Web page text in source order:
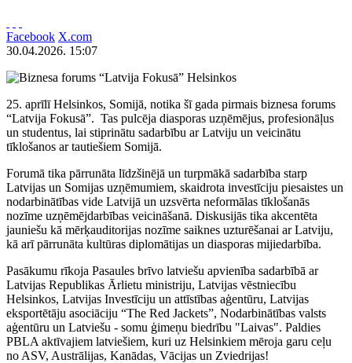
Facebook X.com
30.04.2026. 15:07
25. aprīlī Helsinkos, Somijā, notika šī gada pirmais biznesa forums
“Latvija Fokusā”. Tas pulcēja diasporas uzņēmējus, profesionāļus
un studentus, lai stiprinātu sadarbību ar Latviju un veicinātu
tīklošanos ar tautiešiem Somijā.
Forumā tika pārrunāta līdzšinējā un turpmākā sadarbība starp
Latvijas un Somijas uzņēmumiem, skaidrota investīciju piesaistes un
nodarbinātības vide Latvijā un uzsvērta neformālas tīklošanās
nozīme uzņēmējdarbības veicināšanā. Diskusijās tika akcentēta
jauniešu kā mērķauditorijas nozīme saiknes uzturēšanai ar Latviju,
kā arī pārrunāta kultūras diplomātijas un diasporas mijiedarbība.
Pasākumu rīkoja Pasaules brīvo latviešu apvienība sadarbībā ar
Latvijas Republikas Ārlietu ministriju, Latvijas vēstniecību
Helsinkos, Latvijas Investīciju un attīstības aģentūru, Latvijas
eksportētāju asociāciju “The Red Jackets”, Nodarbinātības valsts
aģentūru un Latviešu - somu ģimeņu biedrību "Laivas". Paldies
PBLA aktīvajiem latviešiem, kuri uz Helsinkiem mēroja garu ceļu
no ASV, Austrālijas, Kanādas, Vācijas un Zviedrijas!